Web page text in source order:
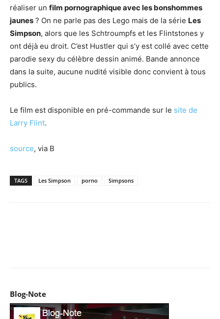
réaliser un film pornographique avec les bonshommes
jaunes ? On ne parle pas des Lego mais de la série Les
Simpson, alors que les Schtroumpfs et les Flintstones y
ont déjà eu droit. C’est Hustler qui s’y est collé avec cette
parodie sexy du célèbre dessin animé. Bande annonce
dans la suite, aucune nudité visible donc convient à tous
publics.
Le film est disponible en pré-commande sur le site de
Larry Flint.
source, via B
TAGS Les Simpson porno Simpsons
Blog-Note